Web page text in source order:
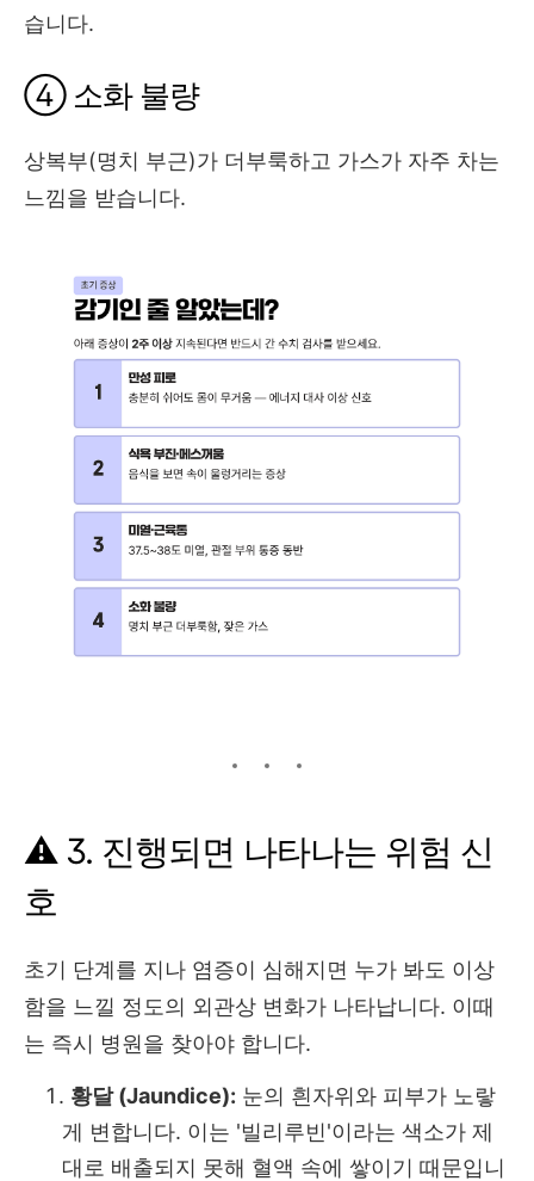
습니다.
④ 소화 불량
상복부(명치 부근)가 더부룩하고 가스가 자주 차는
느낌을 받습니다.
⚠️ 3. 진행되면 나타나는 위험 신
호
초기 단계를 지나 염증이 심해지면 누가 봐도 이상
함을 느낄 정도의 외관상 변화가 나타납니다. 이때
는 즉시 병원을 찾아야 합니다.
황달 (Jaundice): 눈의 흰자위와 피부가 노랗
게 변합니다. 이는 '빌리루빈'이라는 색소가 제
대로 배출되지 못해 혈액 속에 쌓이기 때문입니